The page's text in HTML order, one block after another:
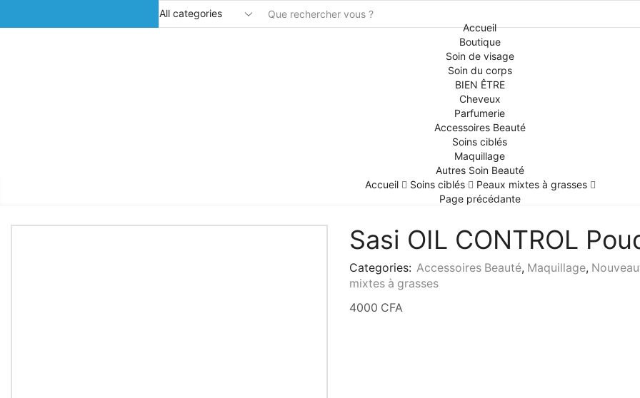
input
Accueil
Boutique
Soin de visage
Soin du corps
BIEN ÊTRE
Cheveux
Parfumerie
Accessoires Beauté
Soins ciblés
Maquillage
Autres Soin Beauté
Accueil
Soins ciblés
Peaux mixtes à grasses
Page précédante
Sasi OIL CONTROL
Categories: Accessoires Beauté, Maquillage,
mixtes à grasses
4000 CFA